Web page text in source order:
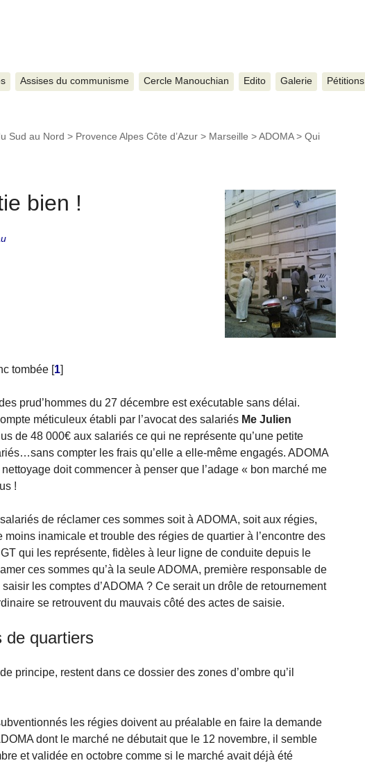
Assises du communisme Cercle Manouchian Edito Galerie Pétitions
Sud au Nord > Provence Alpes Côte d’Azur > Marseille >ADOMA> Qui
bien !
tombée [1]
prud’hommes du 27 décembre est exécutable sans délai.
méticuleux établi par l’avocat des salariés Me Julien
de 48 000€ aux salariés ce qui ne représente qu’une petite
compter les frais qu’elle a elle-même engagés. ADOMA
doit commencer à penser que l’adage « bon marché me
!
de réclamer ces sommes soit à ADOMA, soit aux régies,
moins inamicale et trouble des régies de quartier à l’encontre des
qui les représente, fidèles à leur ligne de conduite depuis le
ces sommes qu’à la seule ADOMA, première responsable de
les comptes d’ADOMA ? Ce serait un drôle de retournement
se retrouvent du mauvais côté des actes de saisie.
de quartiers
principe, restent dans ce dossier des zones d’ombre qu’il
les régies doivent au préalable en faire la demande
dont le marché ne débutait que le 12 novembre, il semble
et validée en octobre comme si le marché avait déjà été